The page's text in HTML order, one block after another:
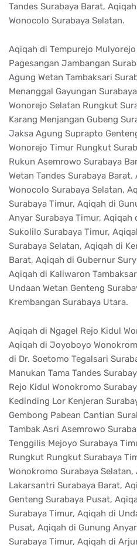
Tandes Surabaya Barat,
Wonocolo Surabaya Selatan.
Aqiqah di Tempurejo
Pagesangan Jambangan
Agung Wetan Tambaksari
Menanggal Gayungan
Wonorejo Selatan Rungkut
Karang Menjangan Gubeng
Jaksa Agung Suprapto
Wonorejo Timur Rungkut
Rukun Asemrowo Surabaya
Wetan Tandes Surabaya
Wonocolo Surabaya Selatan,
Surabaya Timur, Aqiqah di
Anyar Surabaya Timur, Aqiqah
Sukolilo Surabaya Timur,
Surabaya Selatan, Aqiqah di
Barat, Aqiqah di Gubernur
Aqiqah di Kaliwaron
Undaan Wetan Genteng
Krembangan Surabaya Utara.
Aqiqah di Ngagel Rejo Kidul
Aqiqah di Joyoboyo
di Dr. Soetomo Tegalsari
Manukan Tama Tandes
Rejo Kidul Wonokromo
Kedinding Lor Kenjeran
Gembong Pabean Cantian
Tambak Asri Asemrowo
Tenggilis Mejoyo Surabaya
Rungkut Rungkut Surabaya
Wonokromo Surabaya
Lakarsantri Surabaya Barat,
Genteng Surabaya Pusat,
Surabaya Timur, Aqiqah di
Pusat, Aqiqah di Gunung
Surabaya Timur, Aqiqah di